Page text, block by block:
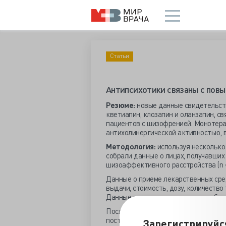
Статьи
Антипсихотики связаны с
Резюме: новые данные
кветиапин, клозапин и оланзапин,
пациентов с шизофренией.
антихолинергической
Методология: используя
собрали данные о лицах,
шизоаффективного расстройства (n
Данные о приеме лекарственных
выдачи, стоимость, дозу,
Данные о причине и дате смерти
После включения в когорту
постановки нового диагноза